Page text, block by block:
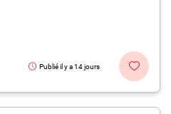
Publié il y a 14 jours